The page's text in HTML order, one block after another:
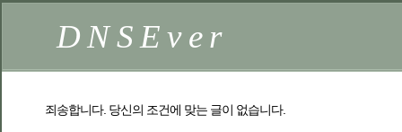
DNSEver
죄송합니다. 당신의 조건에 맞는 글이 없습니다.